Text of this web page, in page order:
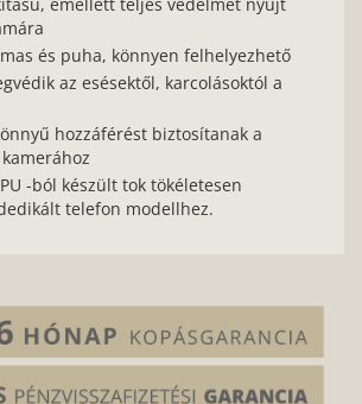
emellett teljes védelmet nyújt
és puha, könnyen felhelyezhető
az esésektől, karcolásoktól a
hozzáférést biztosítanak a
-ból készült tok tökéletesen
telefon modellhez.